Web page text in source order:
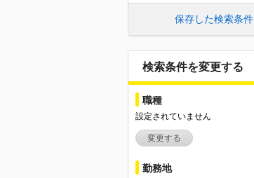
保存した検索条件
検索条件を変更する
職種
設定されていません
変更する
勤務地